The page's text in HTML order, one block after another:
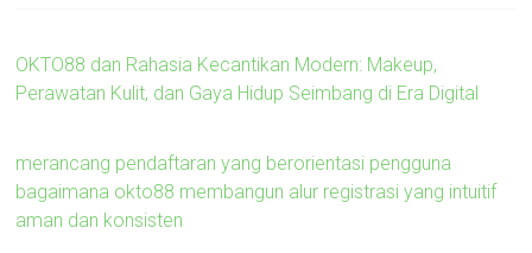
OKTO88 dan Rahasia Kecantikan Modern: Makeup,
Perawatan Kulit, dan Gaya Hidup Seimbang di Era Digital
merancang pendaftaran yang berorientasi pengguna
bagaimana okto88 membangun alur registrasi yang intuitif
aman dan konsisten